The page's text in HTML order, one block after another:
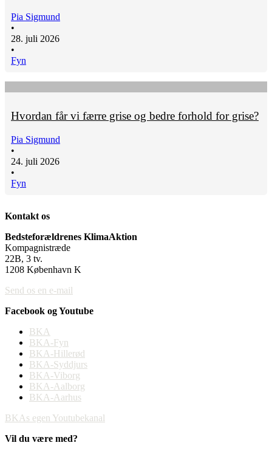
Pia Sigmund
•
28. juli 2026
•
Fyn
Hvordan får vi færre grise og bedre forhold for grise?
Pia Sigmund
•
24. juli 2026
•
Fyn
Kontakt os
Bedsteforældrenes KlimaAktion
Kompagnistræde
22B, 3 tv.
1208 København K
Send os en e-mail
Facebook og Youtube
BKA
BKA-Fyn
BKA-Hillerød
BKA-Syddjurs
BKA-Viborg
BKA-Aalborg
BKA-Aarhus
BKAs egen Youtubekanal
Vil du være med?